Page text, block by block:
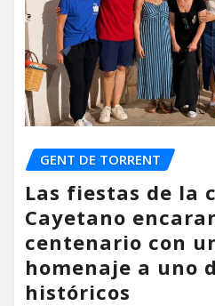
GENT DE TORRENT
Las fiestas de la
Cayetano
centenario con
homenaje a uno
históricos